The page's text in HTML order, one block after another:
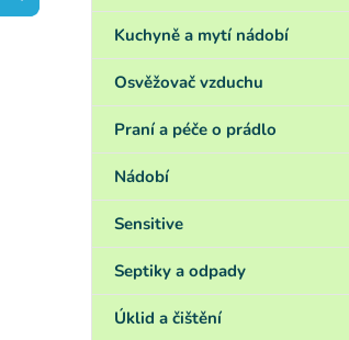
a
e
Kuchyně a mytí nádobí
Osvěžovač vzduchu
Praní a péče o prádlo
Nádobí
Sensitive
Septiky a odpady
Úklid a čištění